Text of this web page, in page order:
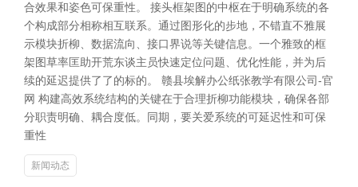
合效果和姿色可保重性。 接头框架图的中枢在于明确系统的各
个构成部分相称相互联系。通过图形化的步地，不错直不雅展
示模块折柳、数据流向、接口界说等关键信息。一个雅致的框
架图草率匡助开荒东谈主员快速定位问题、优化性能，并为后
续的延迟提供了了的标的。 赣县埃解办公纸张教学有限公司-官
网 构建高效系统结构的关键在于合理折柳功能模块，确保各部
分职责明确、耦合度低。同期，要关爱系统的可延迟性和可保
重性
新闻动态